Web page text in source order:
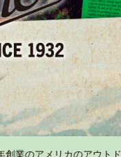
創業のアメリカのアウト